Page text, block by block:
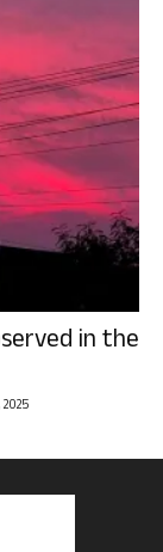
in the
2025